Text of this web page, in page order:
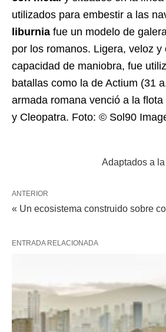
utilizados para embestir a las
liburnia fue un modelo de
por los romanos. Ligera, veloz y
capacidad de maniobra, fue
batallas como la de Actium (31
armada romana venció a la
y Cleopatra. Foto: © Sol90
Adaptados a
ANTERIOR
« Un ecosistema construido sobre
ENTRADA RELACIONADA